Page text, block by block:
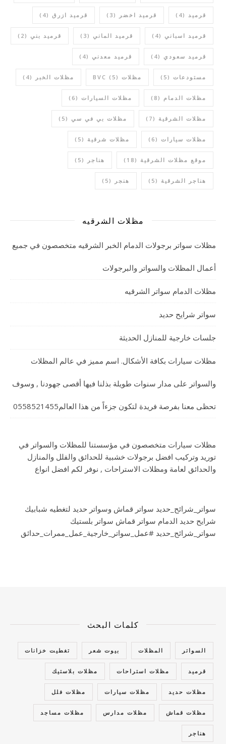
قرميد (4) قرميد اخضر (3) قرميد ازرق (4)
قرميد اسباني (4) قرميد الماني (3) قرميد بني (2)
قرميد سعودي (4) قرميد معدني (4)
مستودعات (5) مظلات BVC (5) مظلات الخبر (4)
مظلات الدمام (8) مظلات السيارات (6)
مظلات الشرقية (7) مظلات بي في سي (5)
مظلات سيارات (6) مظلات شرقية (5)
موقع مظلات الشرقية (18) هناجر (5)
هناجر الشرقية (5) هنجر (5)
مظلات الشرقيه
مظلات سواتر برجولات الدمام الخبر الشرقيه متخصصون في جميع
أعمال المظلات والسواتر والبرجولات
مظلات الدمام سواتر الشرقيه
سواتر شرايح حديد
جلسات خارجية للمنازل الحديثة
مظلات سيارات بكافة الأشكال. اسم مميز في عالم المظلات
والسواتر على مدار سنوات طويلة بذلنا فيها أقصى جهودنا , وسوف
تحظى معنا بفرصة فريدة لتكون جزءاً من هذا العالم0558521455
مظلات سيارات متخصصون في مؤسستنا للمظلات والسواتر في
توريد وتركيب افضل برجولات خشبية للحدائق والفلل والمنازل
والحدائق لعامة ومظلات الاستراحات , نوفر لكم افضل انواع
سواتر_شرائح_حديد سواتر قماش وسواتر حديد لتغطيه شبابيك
شرايح حديد الدمام سواتر قماش سواتر بلستيك
سواتر_شرائح_حديد #عمل_سواتر_خارجية_عمل_ممرات_حدائق
كلمات البحث
السواتر المظلات بيوت شعر تغطيت خزانات
قرميد مظلات استراحات مظلات بلاستيك
مظلات حديد مظلات سيارات مظلات فلل
مظلات قماش مظلات مدارس مظلات مساجد
هناجر